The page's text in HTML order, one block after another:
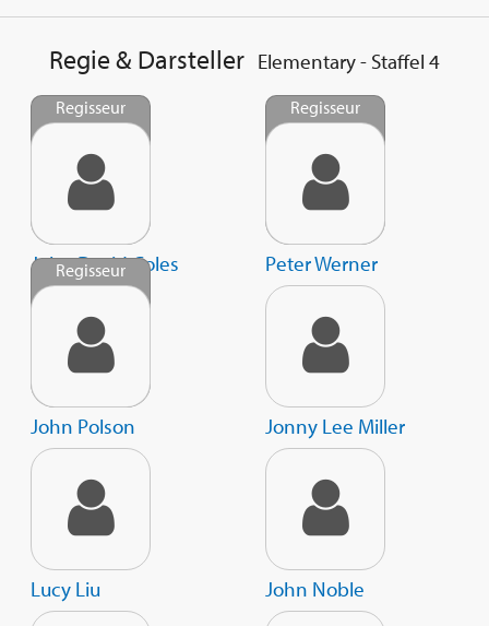
Regie & Darsteller Elementary - Staffel 4
Regisseur
John David Coles
Regisseur
Peter Werner
Regisseur
John Polson Jonny Lee Miller
Lucy Liu John Noble